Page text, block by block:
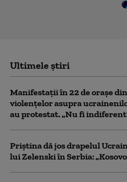
Ultimele știri
Manifestații în 22 de orașe
violențelor asupra
au protestat. „Nu fi
Priștina dă jos drapelul
lui Zelenski în Serbia: